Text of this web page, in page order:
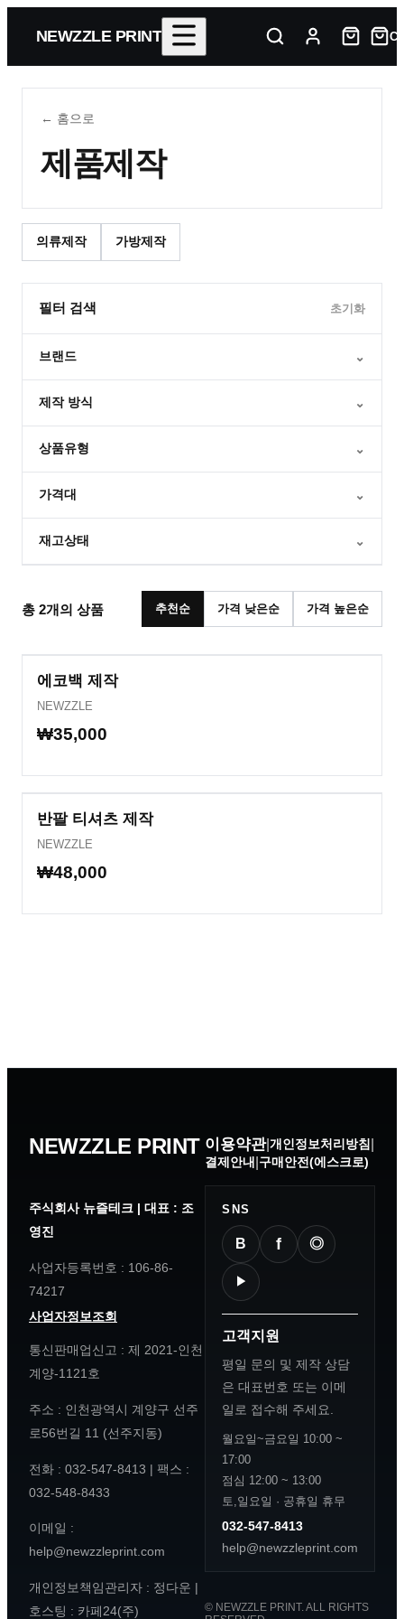
NEWZZLE PRINT
← 홈으로
제품제작
의류제작 가방제작
필터 검색 초기화
브랜드 ⌄
제작 방식 ⌄
상품유형 ⌄
가격대 ⌄
재고상태 ⌄
총 2개의 상품 추천순 가격 낮은순 가격 높은순
에코백 제작
NEWZZLE
₩35,000
반팔 티셔츠 제작
NEWZZLE
₩48,000
NEWZZLE PRINT
주식회사 뉴즐테크 | 대표 : 조
영진
사업자등록번호 : 106-86-
74217
사업자정보조회
통신판매업신고 : 제 2021-인천
계양-1121호
주소 : 인천광역시 계양구 선주
로56번길 11 (선주지동)
전화 : 032-547-8413 | 팩스 :
032-548-8433
이메일 :
help@newzzleprint.com
개인정보책임관리자 : 정다운 |
호스팅 : 카페24(주)
이용약관|개인정보처리방침
결제안내 구매안전(에스크로)
SNS
B f ◎
▶
고객지원
평일 문의 및 제작 상담
은 대표번호 또는 이메
일로 접수해 주세요.
월요일~금요일 10:00 ~
17:00
점심 12:00 ~ 13:00
토,일요일 · 공휴일 휴무
032-547-8413
help@newzzleprint.com
© NEWZZLE PRINT.ALL RIGHTS